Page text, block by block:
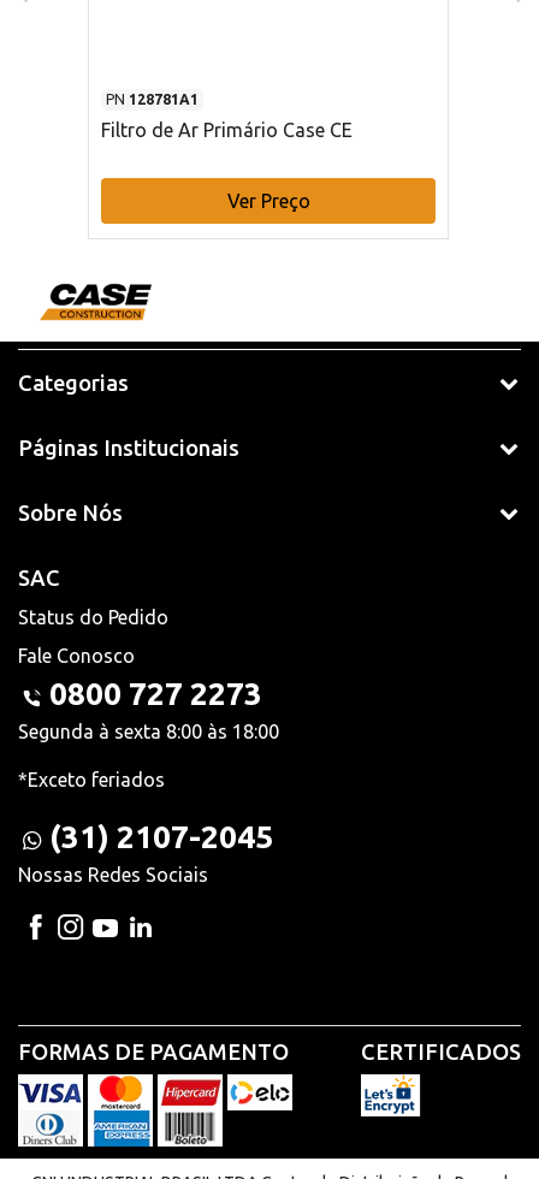
PN 128781A1
Filtro de Ar Primário Case CE
Ver Preço
Categorias
Páginas Institucionais
Sobre Nós
SAC
Status do Pedido
Fale Conosco
0800 727 2273
Segunda à sexta 8:00 às 18:00
*Exceto feriados
(31) 2107-2045
Nossas Redes Sociais
FORMAS DE PAGAMENTO CERTIFICADOS